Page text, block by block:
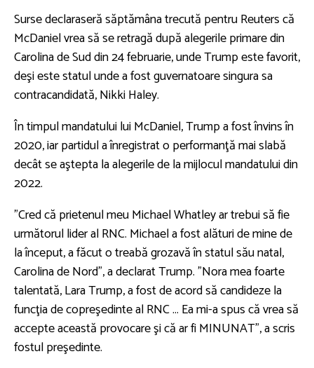
Surse declaraseră săptămâna trecută pentru Reuters că
McDaniel vrea să se retragă după alegerile primare din
Carolina de Sud din 24 februarie, unde Trump este favorit,
deşi este statul unde a fost guvernatoare singura sa
contracandidată, Nikki Haley.
În timpul mandatului lui McDaniel, Trump a fost învins în
2020, iar partidul a înregistrat o performanţă mai slabă
decât se aştepta la alegerile de la mijlocul mandatului din
2022.
"Cred că prietenul meu Michael Whatley ar trebui să fie
următorul lider al RNC. Michael a fost alături de mine de
la început, a făcut o treabă grozavă în statul său natal,
Carolina de Nord", a declarat Trump. "Nora mea foarte
talentată, Lara Trump, a fost de acord să candideze la
funcţia de copreşedinte al RNC ... Ea mi-a spus că vrea să
accepte această provocare şi că ar fi MINUNAT", a scris
fostul preşedinte.